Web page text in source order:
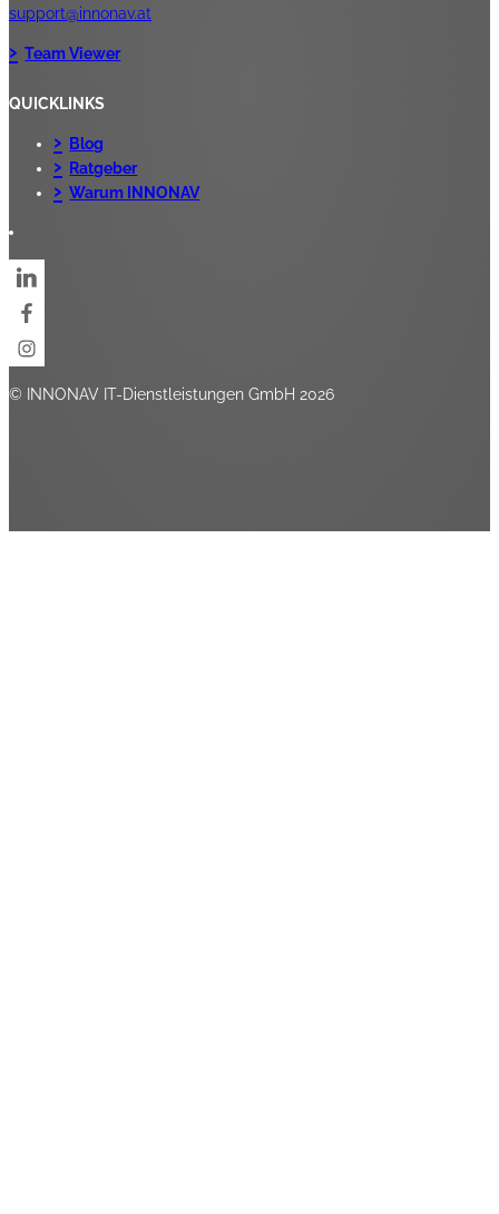
support@innonav.at
Team Viewer
QUICKLINKS
Blog
Ratgeber
Warum INNONAV
© INNONAV IT-Dienstleistungen GmbH 2026